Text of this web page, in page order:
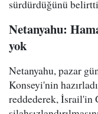
sürdürdüğünü
Netanyahu:
yok
Netanyahu, pazar
Konseyi'nin
reddederek, İsrail'in